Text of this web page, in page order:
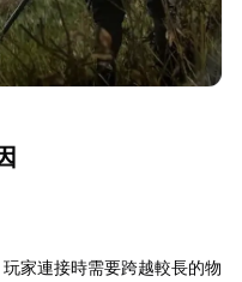
家連接時需要跨越較長的物